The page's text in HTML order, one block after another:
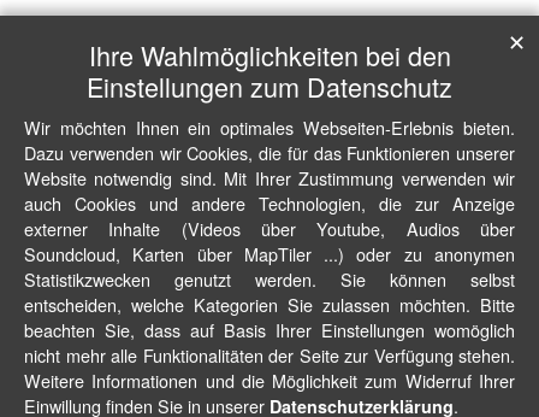
Ihre Wahlmöglichkeiten bei den
Einstellungen zum Datenschutz
Wir möchten Ihnen ein optimales Webseiten-Erlebnis bieten.
Dazu verwenden wir Cookies, die für das Funktionieren unserer
Website notwendig sind. Mit Ihrer Zustimmung verwenden wir
auch Cookies und andere Technologien, die zur Anzeige
externer Inhalte (Videos über Youtube, Audios über
Soundcloud, Karten über MapTiler ...) oder zu anonymen
Statistikzwecken genutzt werden. Sie können selbst
entscheiden, welche Kategorien Sie zulassen möchten. Bitte
beachten Sie, dass auf Basis Ihrer Einstellungen womöglich
nicht mehr alle Funktionalitäten der Seite zur Verfügung stehen.
Weitere Informationen und die Möglichkeit zum Widerruf Ihrer
Einwillung finden Sie in unserer Datenschutzerklärung.
✕